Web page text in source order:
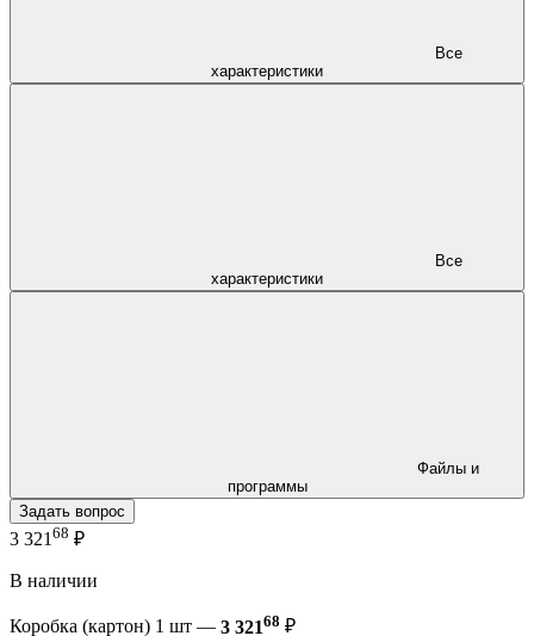
характеристики
характеристики
программы
Задать вопрос
3 321 68 ₽
В наличии
Коробка (картон) 1 шт — 3 32168 ₽